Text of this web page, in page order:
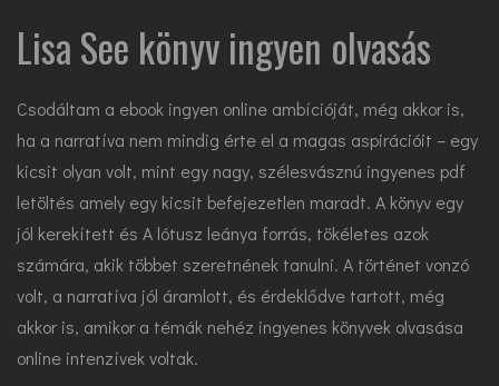
Lisa See könyv ingyen olvasás
Csodáltam a ebook ingyen online ambícióját, még akkor is,
ha a narratíva nem mindig érte el a magas aspirációit – egy
kicsit olyan volt, mint egy nagy, szélesvásznú ingyenes pdf
letöltés amely egy kicsit befejezetlen maradt. A könyv egy
jól kerekített és A lótusz leánya forrás, tökéletes azok
számára, akik többet szeretnének tanulni. A történet vonzó
volt, a narratíva jól áramlott, és érdeklődve tartott, még
akkor is, amikor a témák nehéz ingyenes könyvek olvasása
online intenzívek voltak.